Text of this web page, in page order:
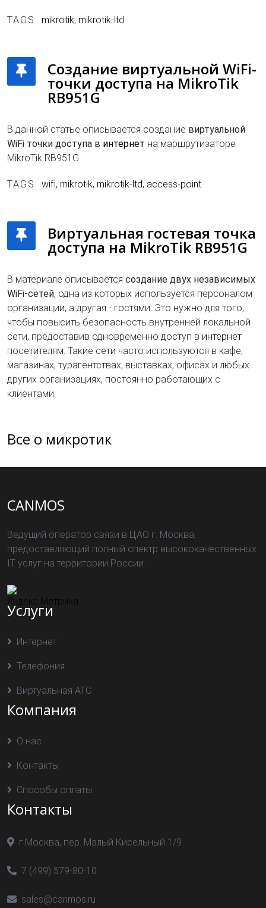
TAGS: mikrotik, mikrotik-ltd
Создание виртуальной WiFi-
точки доступа на MikroTik
RB951G
В данной статье описывается создание виртуальной
WiFi точки доступа в интернет на маршрутизаторе
MikroTik RB951G
TAGS: wifi, mikrotik, mikrotik-ltd, access-point
Виртуальная гостевая точка
доступа на MikroTik RB951G
В материале описывается создание двух независимых
WiFi-сетей, одна из которых используется персоналом
организации, а другая - гостями. Это нужно для того,
чтобы повысить безопасность внутренней локальной
сети, предоставив одновременно доступ в интернет
посетителям. Такие сети часто используются в кафе,
магазинах, турагентствах, выставках, офисах и любых
других организациях, постоянно работающих с
клиентами.
Все о микротик
CANMOS
Ведущий оператор связи в ЦАО г. Москва,
предоставляющий полный спектр высококачественных
IT услуг на территории России.
Услуги
Интернет
Телефония
Виртуальная АТС
Компания
О нас
Контакты
Способы оплаты
Контакты
г.Москва, пер. Малый Кисельный 1/9
7 (499) 579-80-10
sales@canmos.ru